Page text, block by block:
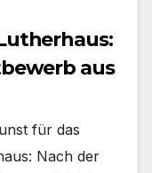
aus
für das
Nach der